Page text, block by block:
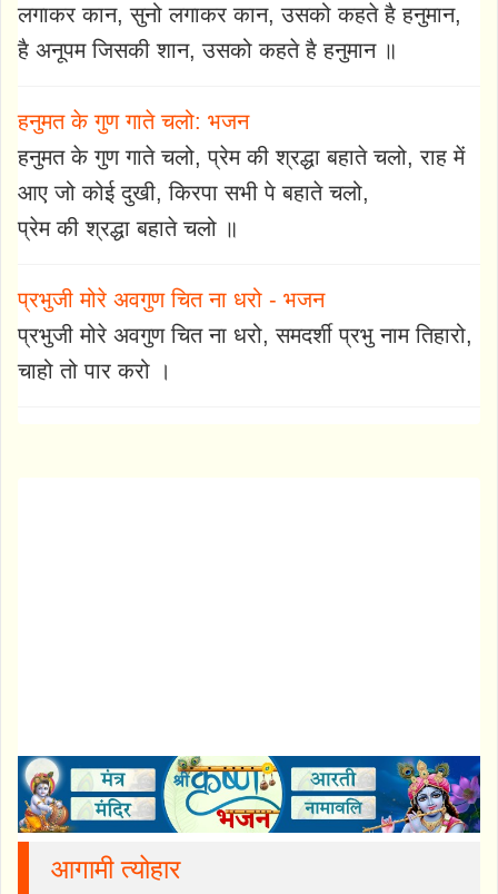
लगाकर कान, सुनो लगाकर कान, उसको कहते है हनुमान,
है अनूपम जिसकी शान, उसको कहते है हनुमान ॥
हनुमत के गुण गाते चलो: भजन
हनुमत के गुण गाते चलो, प्रेम की श्रद्धा बहाते चलो, राह में
आए जो कोई दुखी, किरपा सभी पे बहाते चलो,
प्रेम की श्रद्धा बहाते चलो ॥
प्रभुजी मोरे अवगुण चित ना धरो - भजन
प्रभुजी मोरे अवगुण चित ना धरो, समदर्शी प्रभु नाम तिहारो,
चाहो तो पार करो ।
आगामी त्योहार